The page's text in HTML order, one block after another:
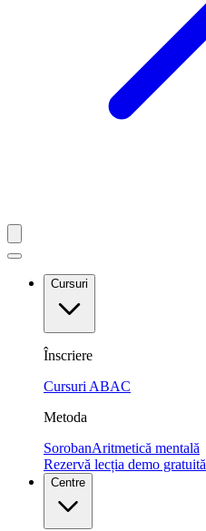
Cursuri
Înscriere
Cursuri ABAC
Metoda
SorobanAritmetică mentală
Rezervă lecția demo gratuită
Centre